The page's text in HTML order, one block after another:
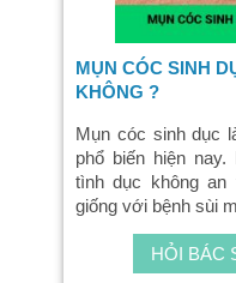
MỤN CÓC SINH
KHÔNG ?
Mụn cóc sinh dục
phổ biến hiện
tình dục không
giống với bệnh sùi
HỎI BÁC